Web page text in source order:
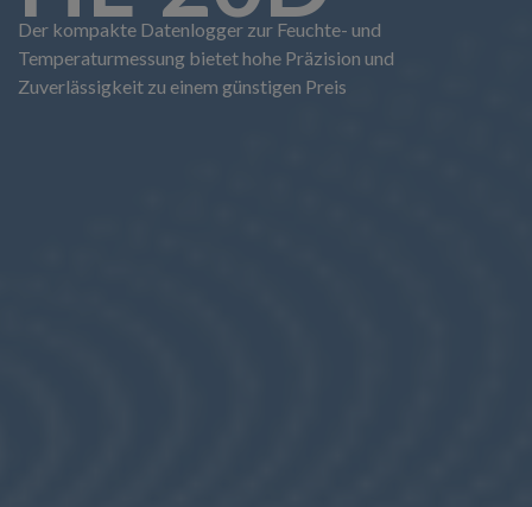
Der kompakte Datenlogger zur Feuchte- und
Temperaturmessung bietet hohe Präzision und
Zuverlässigkeit zu einem günstigen Preis